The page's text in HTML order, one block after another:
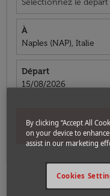
Sélectionnez le départ
À
Naples (NAP), Italie
Départ
fc-booking-departure-
15/08/2026
By clicking “Accept All
on your device to
assist in our marketing
Cookies